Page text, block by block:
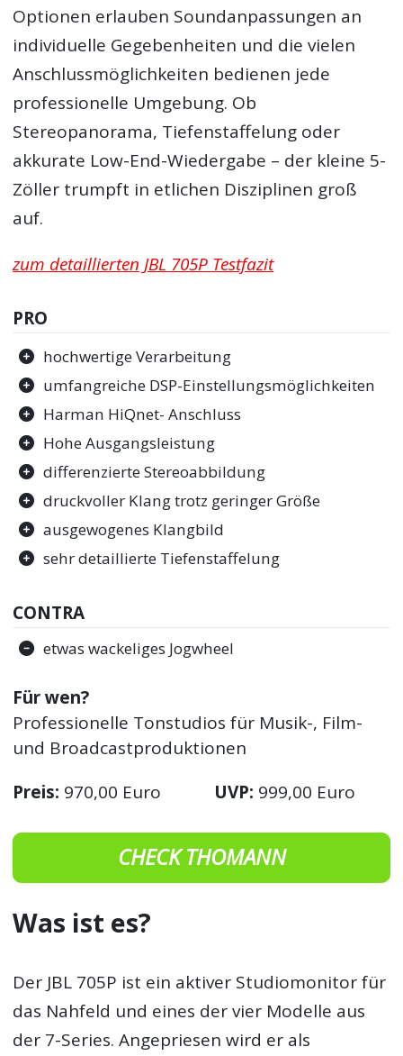
Optionen erlauben Soundanpassungen an
individuelle Gegebenheiten und die vielen
Anschlussmöglichkeiten bedienen jede
professionelle Umgebung. Ob
Stereopanorama, Tiefenstaffelung oder
akkurate Low-End-Wiedergabe – der kleine 5-
Zöller trumpft in etlichen Disziplinen groß
auf.
zum detaillierten JBL 705P Testfazit
PRO
hochwertige Verarbeitung
umfangreiche DSP-Einstellungsmöglichkeiten
Harman HiQnet- Anschluss
Hohe Ausgangsleistung
differenzierte Stereoabbildung
druckvoller Klang trotz geringer Größe
ausgewogenes Klangbild
sehr detaillierte Tiefenstaffelung
CONTRA
etwas wackeliges Jogwheel
Für wen?
Professionelle Tonstudios für Musik-, Film-
und Broadcastproduktionen
Preis: 970,00 Euro UVP: 999,00 Euro
CHECK THOMANN
Was ist es?
Der JBL 705P ist ein aktiver Studiomonitor für
das Nahfeld und eines der vier Modelle aus
der 7-Series. Angepriesen wird er als